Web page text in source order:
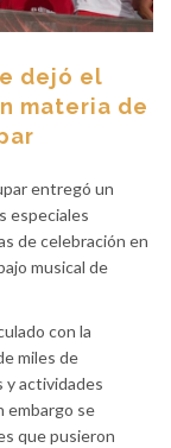
dejó el
materia de
entregó un
especiales
de celebración en
musical de
con la
miles de
y actividades
embargo se
que pusieron